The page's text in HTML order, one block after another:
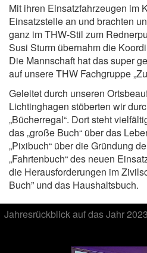
Mit ihren Einsatzfahrzeugen im
Einsatzstelle an und brachten
ganz im THW-Stil zum
Susi Sturm übernahm die
Die Mannschaft hat das super
auf unsere THW Fachgruppe
Geleitet durch unseren
Lichtinghagen stöberten wir
„Bücherregal“. Dort steht
das „große Buch“ über das
„Pixibuch“ über die Gründung
„Fahrtenbuch“ des neuen
die Herausforderungen im
Buch” und das Haushaltsbuch.
Jahresrückblick auf das Jahr